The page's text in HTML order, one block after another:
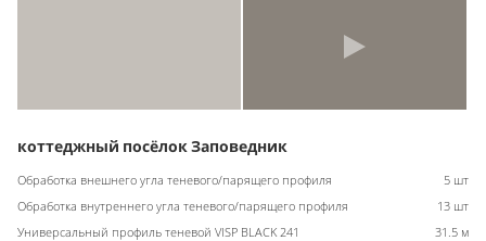
коттеджный посёлок Заповедник
Обработка внешнего угла теневого/парящего профиля
5 шт
Обработка внутреннего угла теневого/парящего профиля
13 шт
Универсальный профиль теневой VISP BLACK 241
31.5 м